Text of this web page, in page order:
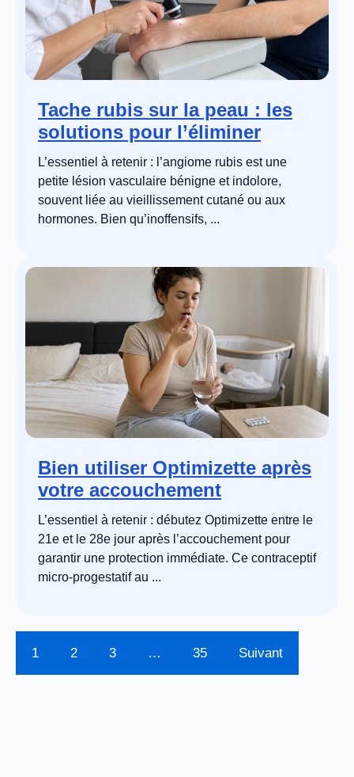
Tache rubis sur la peau : les
solutions pour l’éliminer
L’essentiel à retenir : l’angiome rubis est une
petite lésion vasculaire bénigne et indolore,
souvent liée au vieillissement cutané ou aux
hormones. Bien qu’inoffensifs, ...
Bien utiliser Optimizette après
votre accouchement
L’essentiel à retenir : débutez Optimizette entre le
21e et le 28e jour après l’accouchement pour
garantir une protection immédiate. Ce contraceptif
micro-progestatif au ...
1 2 3 … 35 Suivant